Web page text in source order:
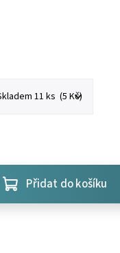
Přidat do košíku